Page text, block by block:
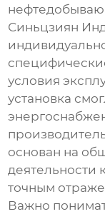
Синьцзиян
условия
установка
основан на
деятельности
точным
Важно